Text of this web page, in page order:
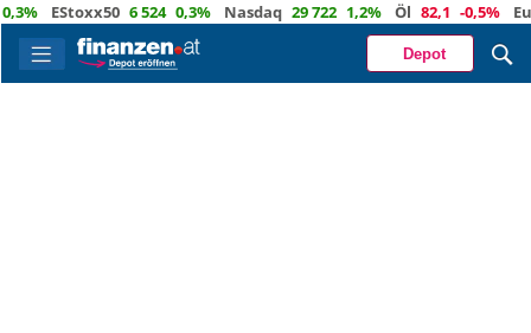
EStoxx50 6 524 0,3% Nasdaq 29 722 1,2% Öl 82,1 -0,5% Euro
Depot